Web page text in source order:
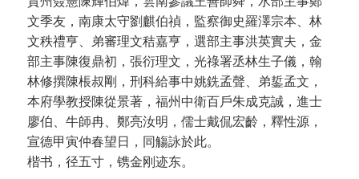
文季友，南康太守劉麒伯禎，監察御史羅澤宗本、林
文秩禮亨、弟審理文秸嘉亨，選部主事洪英實夫，金
部主事陳復鼎初，張衍理文，光祿署丞林生子儀，翰
林修撰陳棖叔剛，刑科給事中姚銑孟聲、弟銴孟文，
本府學教授陳從景著，福州中衛百戶朱成克誠，進士
廖伯、牛師冉、鄭亮汝明，儒士戴侃宏齡，釋性源，
宣德甲寅仲春望日，同觴詠於此。
楷书，径五寸，镌金刚迹东。